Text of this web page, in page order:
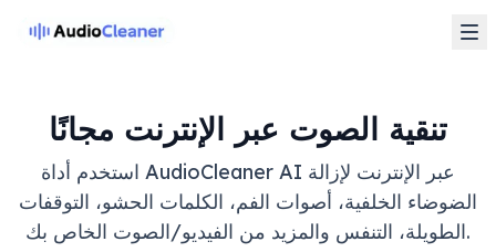
تنقية الصوت عبر الإنترنت مجانًا
استخدم أداة AudioCleaner AI عبر الإنترنت لإزالة
الضوضاء الخلفية، أصوات الفم، الكلمات الحشو، التوقفات
الطويلة، التنفس والمزيد من الفيديو/الصوت الخاص بك.